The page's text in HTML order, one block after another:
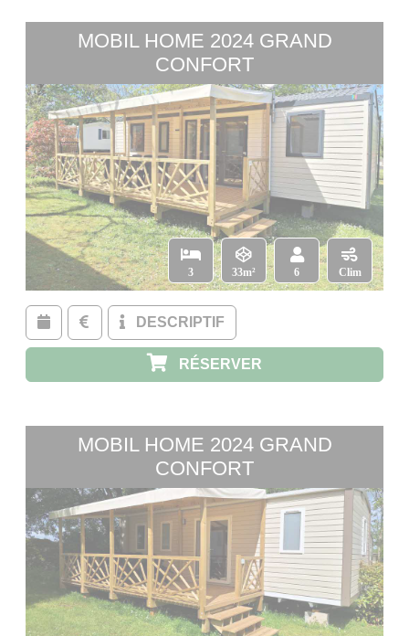
MOBIL HOME 2024 GRAND
CONFORT
3 33m² 6 Clim
DESCRIPTIF
RÉSERVER
MOBIL HOME 2024 GRAND
CONFORT